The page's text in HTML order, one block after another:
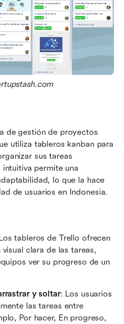
de gestión de proyectos
utiliza tableros kanban para
sus tareas
permite una
lo que la hace
de usuarios en Indonesia.
tableros de Trello ofrecen
clara de las tareas,
ver su progreso de un
y soltar: Los usuarios
las tareas entre
Por hacer, En progreso,